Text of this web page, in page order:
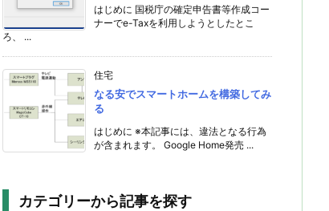
はじめに 国税庁の確定申告書等作成コー
ナーでe-Taxを利用しようとしたとこ
ろ、 ...
住宅
なる安でスマートホームを構築してみ
る
はじめに ※本記事には、違法となる行為
が含まれます。 Google Home発売 ...
カテゴリーから記事を探す